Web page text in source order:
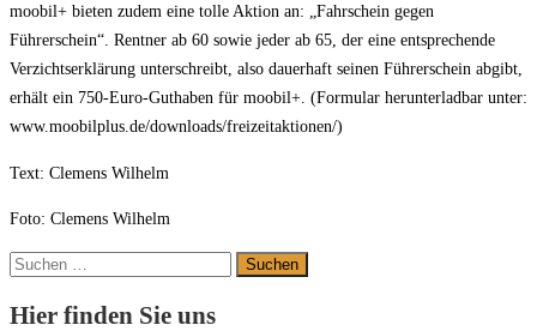
moobil+ bieten zudem eine tolle Aktion an: „Fahrschein gegen
Führerschein“. Rentner ab 60 sowie jeder ab 65, der eine entsprechende
Verzichtserklärung unterschreibt, also dauerhaft seinen Führerschein abgibt,
erhält ein 750-Euro-Guthaben für moobil+. (Formular herunterladbar unter:
www.moobilplus.de/downloads/freizeitaktionen/)
Text: Clemens Wilhelm
Foto: Clemens Wilhelm
Suchen
Hier finden Sie uns